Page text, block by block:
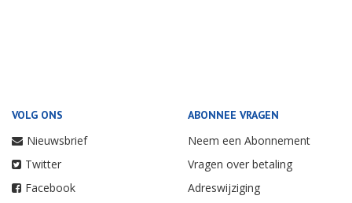
VOLG ONS
Nieuwsbrief
Twitter
Facebook
ABONNEE VRAGEN
Neem een Abonnement
Vragen over betaling
Adreswijziging